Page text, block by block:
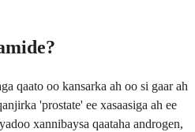
qaato oo kansarka ah oo si gaar ah
'prostate' ee xasaasiga ah ee
xannibaysa qaataha androgen,